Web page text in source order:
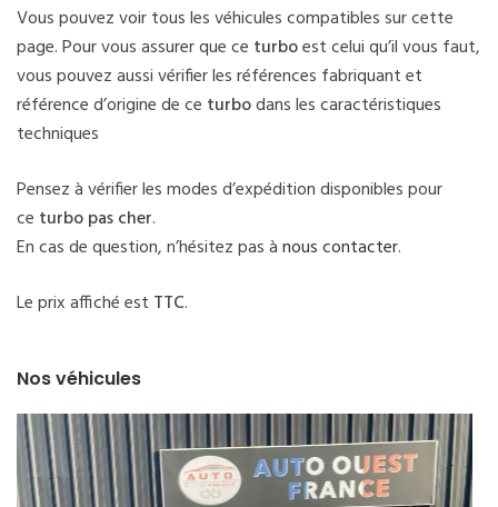
Vous pouvez voir tous les véhicules compatibles sur cette
page. Pour vous assurer que ce turboest celui qu’il vous faut,
vous pouvez aussi vérifier les références fabriquant et
référence d’origine de ce turbodans les caractéristiques
techniques
Pensez à vérifier les modes d’expédition disponibles pour
ce turbo pas cher.
En cas de question, n’hésitez pas ànous contacter.
Le prix affiché est TTC.
Nos véhicules